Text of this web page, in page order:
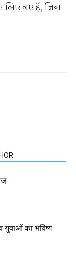
लिए गए हैं, जिस
व युवाओं का भविष्य